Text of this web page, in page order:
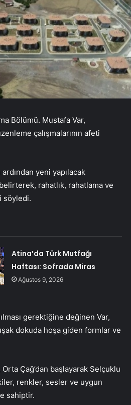
Bölümü. Mustafa Var,
çalışmalarının afeti
yeni yapılacak
rahatlık, rahatlama ve
söyledi.
Atina’da Türk Mutfağı
Haftası: Sofrada Miras
Ağustos 9, 2026
gerektiğine değinen Var,
dokuda hoşa giden formlar ve
Çağ’dan başlayarak Selçuklu
renkler, sesler ve uygun
sahiptir.